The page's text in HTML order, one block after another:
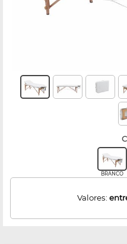
BRANCO
Valores: